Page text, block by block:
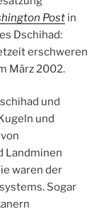
Post in
Dschihad:
erschweren
März 2002.
und
und
Landminen
waren der
Sogar